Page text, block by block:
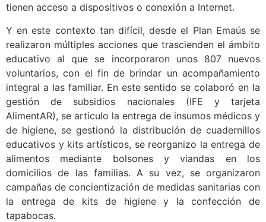
tienen acceso a dispositivos o conexión a Internet.
Y en este contexto tan difícil, desde el Plan Emaús se
realizaron múltiples acciones que trascienden el ámbito
educativo al que se incorporaron unos 807 nuevos
voluntarios, con el fin de brindar un acompañamiento
integral a las familiar. En este sentido se colaboró en la
gestión de subsidios nacionales (IFE y tarjeta
AlimentAR), se articulo la entrega de insumos médicos y
de higiene, se gestionó la distribución de cuadernillos
educativos y kits artísticos, se reorganizo la entrega de
alimentos mediante bolsones y viandas en los
domicilios de las familias. A su vez, se organizaron
campañas de concientización de medidas sanitarias con
la entrega de kits de higiene y la confección de
tapabocas.